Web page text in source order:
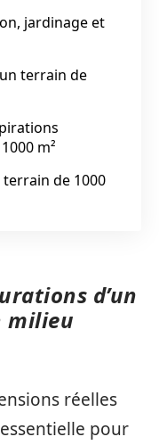
jardinage et
terrain de
m²
de 1000
d’un
milieu
réelles
pour